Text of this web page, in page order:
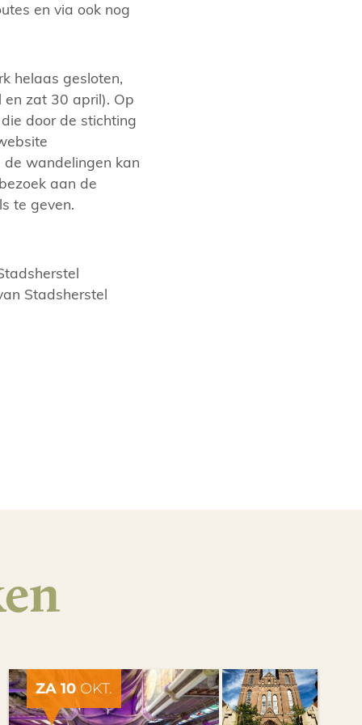
en via ook nog
helaas gesloten,
zat 30 april). Op
door de stichting
wandelingen kan
aan de
te geven.
Stadsherstel
ZA 10OKT.